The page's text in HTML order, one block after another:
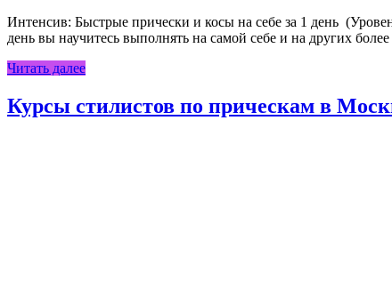
Интенсив: Быстрые прически и косы на себе за 1 день
день вы научитесь выполнять на самой себе и на других
Читать далее
Курсы стилистов по прическам в